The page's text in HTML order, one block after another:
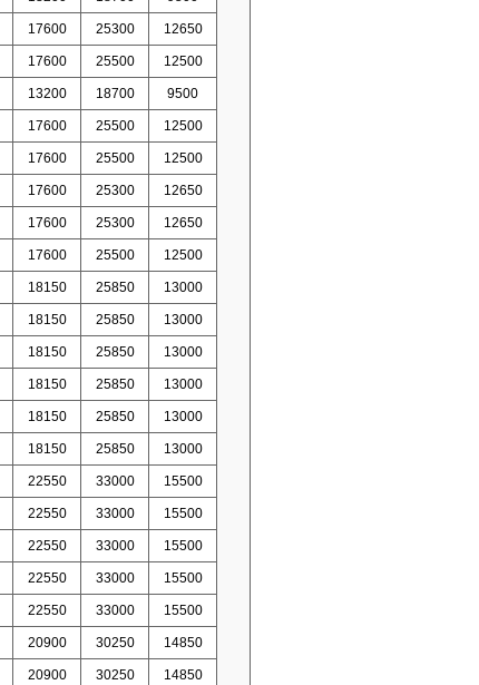
17600 25300 12650
17600 25500 12500
13200 18700 9500
17600 25500 12500
17600 25500 12500
17600 25300 12650
17600 25300 12650
17600 25500 12500
18150 25850 13000
18150 25850 13000
18150 25850 13000
18150 25850 13000
18150 25850 13000
18150 25850 13000
22550 33000 15500
22550 33000 15500
22550 33000 15500
22550 33000 15500
22550 33000 15500
20900 30250 14850
20900 30250 14850